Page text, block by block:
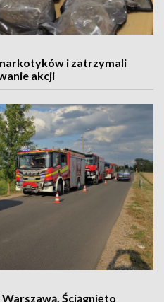
i zatrzymali
akcji
Ściągnięto